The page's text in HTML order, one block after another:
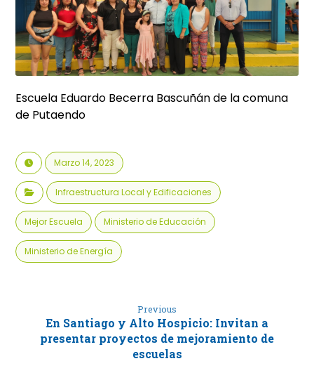
Escuela Eduardo Becerra Bascuñán de la comuna
de Putaendo
Marzo 14, 2023
Infraestructura Local y Edificaciones
Mejor Escuela Ministerio de Educación
Ministerio de Energía
Previous
En Santiago y Alto Hospicio: Invitan a
presentar proyectos de mejoramiento de
escuelas